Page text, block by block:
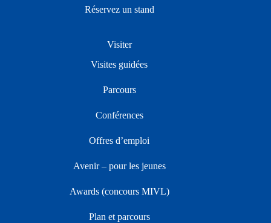
Réservez un stand
Visiter
Visites guidées
Parcours
Conférences
Offres d’emploi
Avenir – pour les jeunes
Awards (concours MIVL)
Plan et parcours